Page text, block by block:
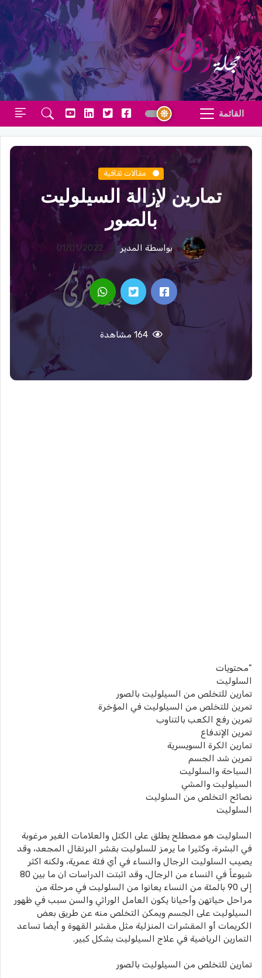
القائمة
مقالات ثقافية
تمارين لإزالة السيلوليت
بالصور
بواسطة المدير 01/01/2022
164 مشاهدة
"محتويات
السلوليت
تمارين للتخلص من السيلوليت بالصور
تمرين للتخلص من السيلوليت في المؤخرة
تمرين رفع الكعب بالتناوب
تمرين الإندفاع
تمارين الكرة السويسرية
تمرين شد الجسم
السباحة والسلوليت
السيلوليت والمشي
نصائح التخلص من السلوليت
السلوليت
السلوليت هو مصطلح يطلق على الكتل والعلامات الغير مرغوبة
في البشرة، وكثيرا ما يرمز للسلوليت بقشر البرتقال المجعد، وقد
يصيب السلوليت الرجال والنساء في أي فئة عمرية، ولكنه اكثر
شيوعاً في النساء من الرجال، وقد اثبتت الدراسات ان ما بين 80
إلى 90 بالمئة من النساء يعانوا من السلوليت في مرحلة من
مراحل حياتهن وأحيانا يكون العامل الوراثي والسن سبب في ظهور
السيلوليت على الجسم ويمكن التخلص منه عن طريق بعض
الكريمات أو المقشرات المنزلية مثل مقشر القهوة و أيضا تساعد
التمارين الرياضية في علاج السيلوليت بشكل كبير.
تمارين للتخلص من السيلوليت بالصور